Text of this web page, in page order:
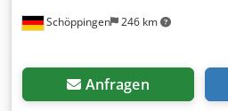
Schöppingen 246 km
Anfragen